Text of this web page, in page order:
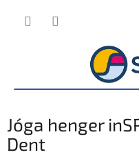
Jóga henger
Dent